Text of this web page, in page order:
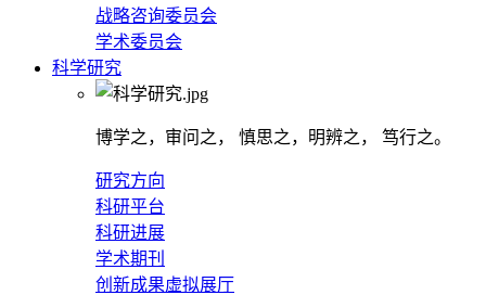
战略咨询委员会
学术委员会
科学研究
博学之，审问之， 慎思之，明辨之， 笃行之。
研究方向
科研平台
科研进展
学术期刊
创新成果虚拟展厅